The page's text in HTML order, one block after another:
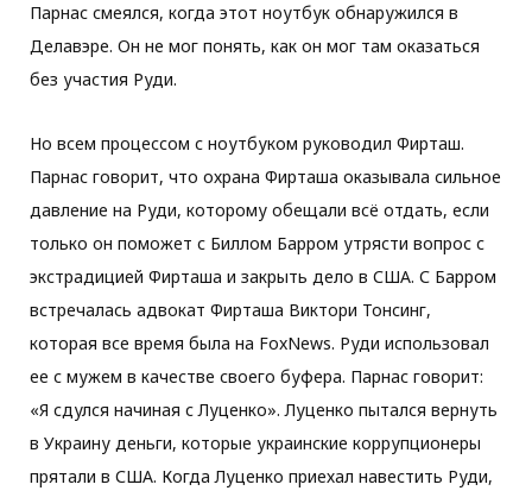
Парнас смеялся, когда этот ноутбук обнаружился в
Делавэре. Он не мог понять, как он мог там оказаться
без участия Руди.
Но всем процессом с ноутбуком руководил Фирташ.
Парнас говорит, что охрана Фирташа оказывала сильное
давление на Руди, которому обещали всё отдать, если
только он поможет с Биллом Барром утрясти вопрос с
экстрадицией Фирташа и закрыть дело в США. С Барром
встречалась адвокат Фирташа Виктори Тонсинг,
которая все время была на FoxNews. Руди использовал
ее с мужем в качестве своего буфера. Парнас говорит:
«Я сдулся начиная с Луценко». Луценко пытался вернуть
в Украину деньги, которые украинские коррупционеры
прятали в США. Когда Луценко приехал навестить Руди,